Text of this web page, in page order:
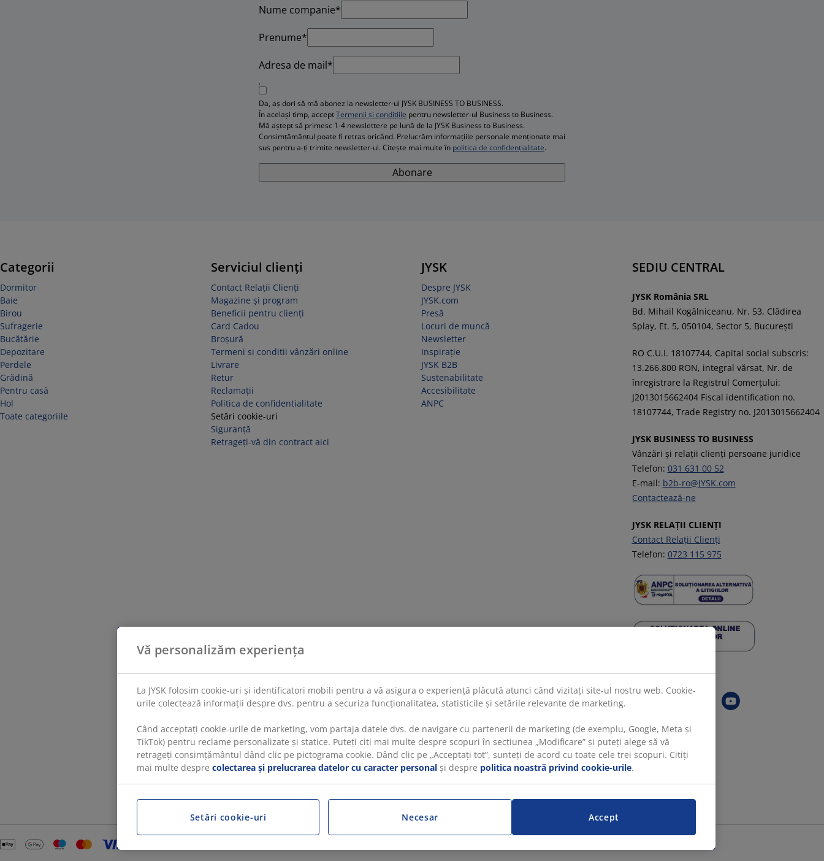
Nume companie*
Prenume*
Adresa de mail*
Da, aș dori să mă abonez la newsletter-ul JYSK BUSINESS TO BUSINESS.
În același timp, acceptTermenii și condițiile pentru newsletter-ul Business to Business.
Mă aștept să primesc 1-4 newslettere pe lună de la JYSK Business to Business.
Consimțământul poate fi retras oricând. Prelucrăm informațiile personale menționate mai
sus pentru a-ți trimite newsletter-ul. Citește mai multe în politica de confidențialitate.
Abonare
Categorii
Dormitor
Baie
Birou
Sufragerie
Bucătărie
Depozitare
Perdele
Grădină
Pentru casă
Hol
Toate categoriile
Serviciul clienți
Contact Relații Clienți
Magazine și program
Beneficii pentru clienți
Card Cadou
Broșură
Termeni si conditii vânzări online
Livrare
Retur
Reclamaţii
Politica de confidentialitate
Setări cookie-uri
Siguranță
Retrageți-vă din contract aici
JYSK
Despre JYSK
JYSK.com
Presă
Locuri de muncă
Newsletter
Inspirație
JYSK B2B
Sustenabilitate
Accesibilitate
ANPC
SEDIU CENTRAL
JYSK România SRL
Bd. Mihail Kogălniceanu, Nr. 53, Clădirea
Splay, Et. 5, 050104, Sector 5, București
RO C.U.I. 18107744, Capital social subscris:
13.266.800 RON, integral vărsat, Nr. de
înregistrare la Registrul Comerţului:
J2013015662404 Fiscal identification no.
18107744, Trade Registry no. J2013015662404
JYSK BUSINESS TO BUSINESS
Vânzări și relații clienți persoane juridice
Telefon: 031 631 00 52
E-mail: b2b-ro@JYSK.com
Contactează-ne
JYSK RELAȚII CLIENȚI
Contact Relații Clienți
Telefon: 0723 115 975
Urmărește JYSK
Vă personalizăm experiența
La JYSK folosim cookie-uri și identificatori mobili pentru a vă asigura o experiență plăcută atunci când vizitați site-ul nostru web. Cookie-
urile colectează informații despre dvs. pentru a securiza funcționalitatea, statisticile și setările relevante de marketing.
Când acceptați cookie-urile de marketing, vom partaja datele dvs. de navigare cu partenerii de marketing (de exemplu, Google, Meta și
TikTok) pentru reclame personalizate și statice. Puteți citi mai multe despre scopuri în secțiunea „Modificare” și puteți alege să vă
retrageți consimțământul dând clic pe pictograma cookie. Dând clic pe „Acceptați tot”, sunteți de acord cu toate cele trei scopuri. Citiți
mai multe despre colectarea și prelucrarea datelor cu caracter personal și despre politica noastră privind cookie-urile.
Accept
Setări cookie-uri Necesar